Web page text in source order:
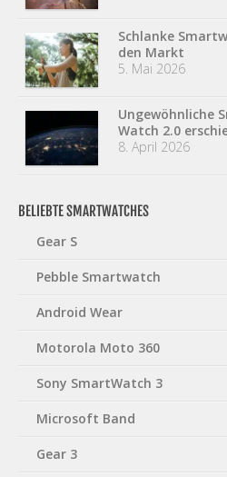
Schlanke
den Markt
5. Mai 2026
Ungewöhnliche
Watch 2.0
8. April 2026
BELIEBTE SMARTWATCHES
Gear S
Pebble Smartwatch
Android Wear
Motorola Moto 360
Sony SmartWatch 3
Microsoft Band
Gear 3